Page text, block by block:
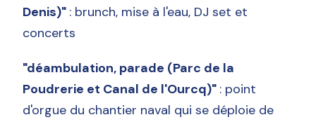
Denis)" : brunch, mise à l'eau, DJ set et
concerts
"déambulation, parade (Parc de la
Poudrerie et Canal de l'Ourcq)" : point
d'orgue du chantier naval qui se déploie de